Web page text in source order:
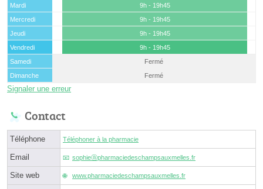
Mardi
9h - 19h45
Mercredi
9h - 19h45
Jeudi
9h - 19h45
Vendredi
9h - 19h45
Samedi
Fermé
Dimanche
Fermé
Signaler une erreur
Contact
Téléphone Téléphoner à la pharmacie
Email sophieⓐpharmaciedeschampsauxmelles.fr
Site web www.pharmaciedeschampsauxmelles.fr